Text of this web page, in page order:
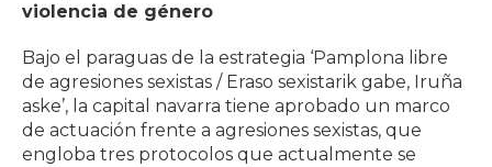
violencia de género
Bajo el paraguas de la estrategia ‘Pamplona libre
de agresiones sexistas / Eraso sexistarik gabe, Iruña
aske’, la capital navarra tiene aprobado un marco
de actuación frente a agresiones sexistas, que
engloba tres protocolos que actualmente se